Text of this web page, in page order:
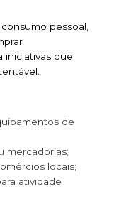
pessoal,
iniciativas que
de
mercadorias;
locais;
atividade